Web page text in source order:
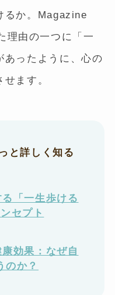
るか。Magazine
理由の一つに「一
あったように、心の
ます。
と詳しく知る
「一生歩ける
セプト
効果：なぜ自
のか？